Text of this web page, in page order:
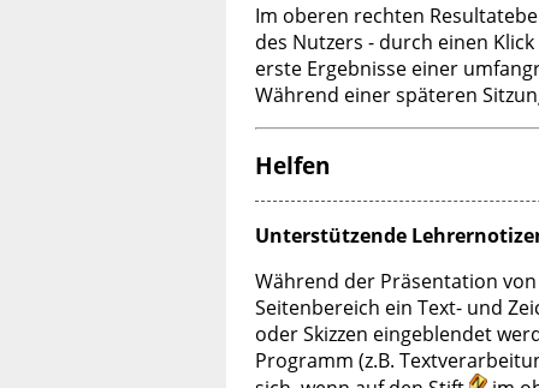
Im oberen rechten
des Nutzers - durch einen
erste Ergebnisse einer
Während einer späteren
Helfen
Unterstützende
Während der Präsentation
Seitenbereich ein Text- und
oder Skizzen eingeblendet
Programm (z.B.